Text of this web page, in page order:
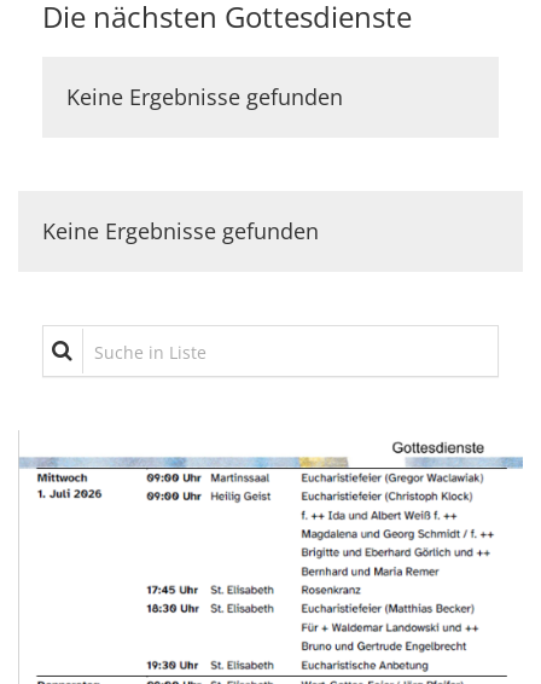
Die nächsten Gottesdienste
Keine Ergebnisse gefunden
Keine Ergebnisse gefunden
Suche in Liste